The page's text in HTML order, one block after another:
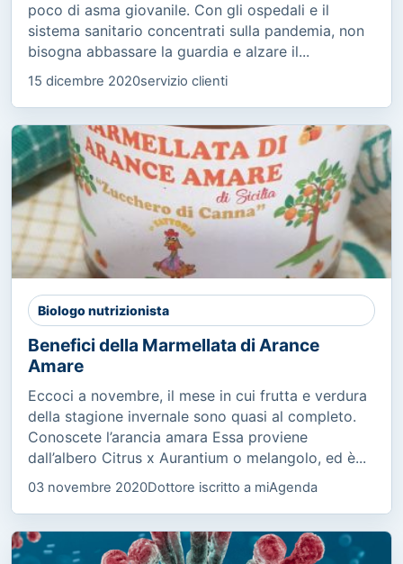
poco di asma giovanile. Con gli ospedali e il
sistema sanitario concentrati sulla pandemia, non
bisogna abbassare la guardia e alzare il...
15 dicembre 2020servizio clienti
Biologo nutrizionista
Benefici della Marmellata di Arance
Amare
Eccoci a novembre, il mese in cui frutta e verdura
della stagione invernale sono quasi al completo.
Conoscete l’arancia amara Essa proviene
dall’albero Citrus x Aurantium o melangolo, ed è...
03 novembre 2020Dottore iscritto a miAgenda